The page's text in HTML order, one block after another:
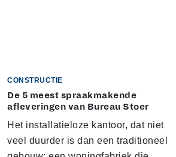
CONSTRUCTIE
De 5 meest spraakmakende
afleveringen van Bureau Stoer
Het installatieloze kantoor, dat niet
veel duurder is dan een traditioneel